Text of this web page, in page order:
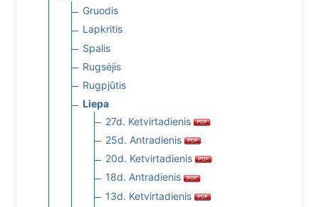
Gruodis
Lapkritis
Spalis
Rugsėjis
Rugpjūtis
Liepa
27d. Ketvirtadienis
25d. Antradienis
20d. Ketvirtadienis
18d. Antradienis
13d. Ketvirtadienis